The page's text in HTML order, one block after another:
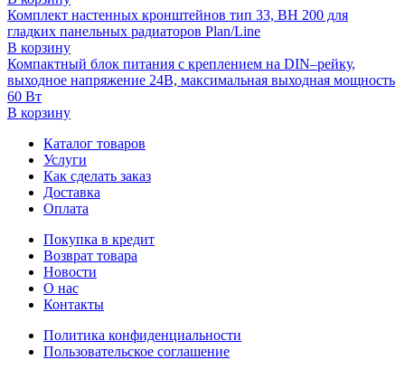
Комплект настенных кронштейнов тип 33, ВН 200 для
гладких панельных радиаторов Plan/Line
В корзину
Компактный блок питания с креплением на DIN–рейку,
выходное напряжение 24В, максимальная выходная мощность
60 Вт
В корзину
Каталог товаров
Услуги
Как сделать заказ
Доставка
Оплата
Покупка в кредит
Возврат товара
Новости
О нас
Контакты
Политика конфиденциальности
Пользовательское соглашение